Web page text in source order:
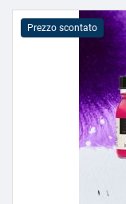
Prezzo scontato